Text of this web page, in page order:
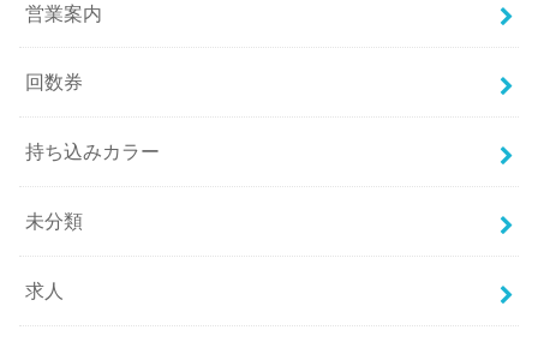
営業案内
回数券
持ち込みカラー
未分類
求人